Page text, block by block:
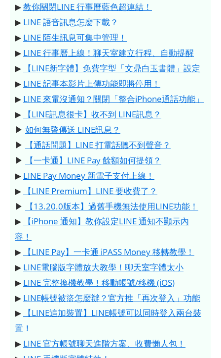
▶教你關閉LINE 行事曆藍色超連結！
▶ LINE 語音訊息怎麼下載？
▶ LINE 陌生訊息可集中管理！
▶ LINE 行事曆上線！聊天室建立行程、自動提醒
▶
【LINE新字體】免費字型「文鼎白玉書體」設定
▶ LINE 記事本影片上傳功能即將停用！
▶ LINE 來電沒通知？關閉「整合iPhone通話功能」
▶
【LINE訊息很卡】收不到 LINE訊息？
▶ 如何無聲傳送 LINE訊息？
▶
【通話問題】LINE 打電話聽不到聲音？
▶
【一卡通】LINE Pay 餘額如何提領？
▶ LINE Pay Money 新電子支付上線！
▶
【LINE Premium】LINE 要收費了？
▶
【13.20.0版本】過舊手機無法使用LINE功能！
▶
【iPhone 通知】教你設定LINE 通知不顯示內
容！
▶
【LINE Pay】一卡通 iPASS Money 移轉教學！
▶ LINE電腦版字體放大教學！聊天室字體太小
▶ LINE 完整換機教學！移動帳號/移機 (iOS)
▶ LINE帳號被盜怎麼辦？官方推「再次登入」功能
▶
【LINE追加裝置】LINE帳號可以同時登入兩台裝
置！
▶ LINE 官方帳號聊天進階方案、收費懶人包！